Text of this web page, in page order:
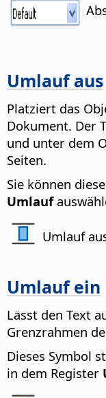
Umlauf aus
Platziert das
Dokument. Der
und unter dem
Seiten.
Sie können
Umlauf
Umlauf
Umlauf ein
Lässt den Text
Grenzrahmen
Dieses Symbol
in dem Register